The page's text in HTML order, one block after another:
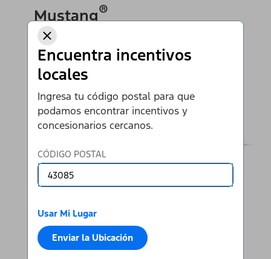
Encuentra incentivos
locales
Ingresa tu código postal para que
podamos encontrar incentivos y
concesionarios cercanos.
CÓDIGO POSTAL
Usar Mi Lugar
Enviar la Ubicación
Mustang®
Ir al Mustang
Ver Todas las SUVS y Autos